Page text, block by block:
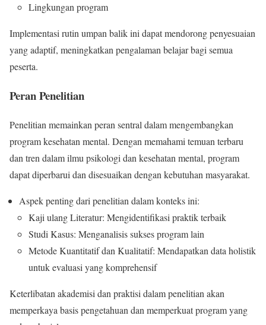
Lingkungan program
Implementasi rutin umpan balik ini dapat mendorong penyesuaian
yang adaptif, meningkatkan pengalaman belajar bagi semua
peserta.
Peran Penelitian
Penelitian memainkan peran sentral dalam mengembangkan
program kesehatan mental. Dengan memahami temuan terbaru
dan tren dalam ilmu psikologi dan kesehatan mental, program
dapat diperbarui dan disesuaikan dengan kebutuhan masyarakat.
Aspek penting dari penelitian dalam konteks ini:
Kaji ulang Literatur: Mengidentifikasi praktik terbaik
Studi Kasus: Menganalisis sukses program lain
Metode Kuantitatif dan Kualitatif: Mendapatkan data holistik
untuk evaluasi yang komprehensif
Keterlibatan akademisi dan praktisi dalam penelitian akan
memperkaya basis pengetahuan dan memperkuat program yang